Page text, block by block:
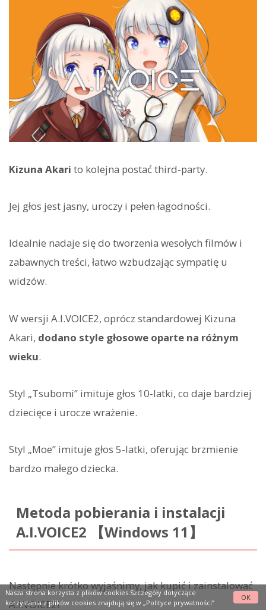
Kizuna Akari to kolejna postać third-party.
Jej głos jest jasny, uroczy i pełen łagodności.
Idealnie nadaje się do tworzenia wesołych filmów i
zabawnych treści, łatwo wzbudzając sympatię u
widzów.
W wersji A.I.VOICE2, oprócz standardowej Kizuna
Akari, dodano style głosowe oparte na różnym
wieku.
Styl „Tsubomi” imituje głos 10-latki, co daje bardziej
dziecięce i urocze wrażenie.
Styl „Moe” imituje głos 5-latki, oferując brzmienie
bardzo małego dziecka.
Metoda pobierania i instalacji
A.I.VOICE2 【Windows 11】
Następnie krótko wyjaśnimy, jak kupić i zainstalować
A.I.VOICE2!
Nasza strona korzysta z plików cookies.Szczegóły dotyczące
korzystania z plików cookies znajdują się w „Polityce prywatności”.
OK